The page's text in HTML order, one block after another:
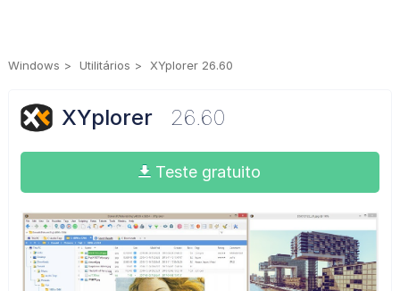
Windows Utilitários XYplorer 26.60
XYplorer 26.60
Teste gratuito